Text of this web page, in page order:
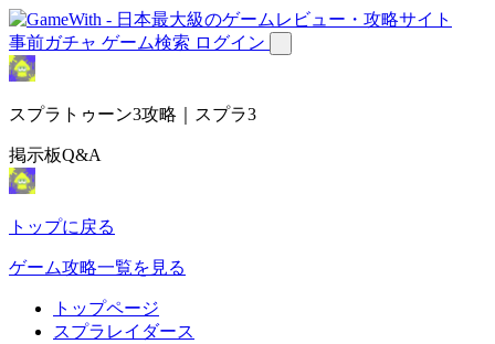
事前ガチャ ゲーム検索 ログイン
スプラトゥーン3攻略｜スプラ3
掲示板Q&A
トップに戻る
ゲーム攻略一覧を見る
トップページ
スプラレイダース